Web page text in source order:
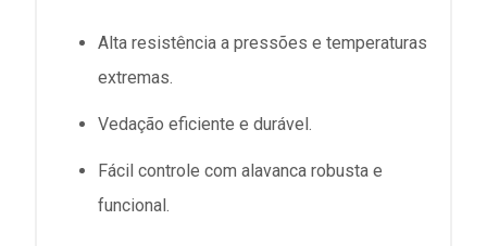
Alta resistência a pressões e temperaturas
extremas.
Vedação eficiente e durável.
Fácil controle com alavanca robusta e
funcional.